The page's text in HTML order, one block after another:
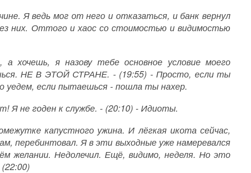
Я ведь мог от него и отказаться, и банк вернул
них. Оттого и хаос со стоимостью и видимостью
хочешь, я назову тебе основное условие моего
НЕ В ЭТОЙ СТРАНЕ. - (19:55) - Просто, если ты
уедем, если пытаешься - пошла ты нахер.
Я не годен к службе. - (20:10) - Идиоты.
капустного ужина. И лёгкая икота сейчас,
перебинтовал. Я в эти выходные уже намеревался
желании. Недолечил. Ещё, видимо, неделя. Но это